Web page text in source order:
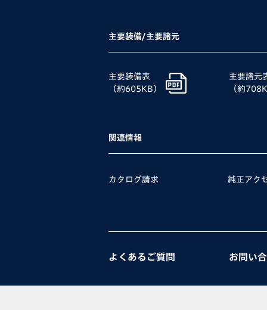
主要装備/主要諸元
主要装備表
（約605KB）
主要諸元
（約
関連情報
カタログ請求 純正アク
よくあるご質問 お問い